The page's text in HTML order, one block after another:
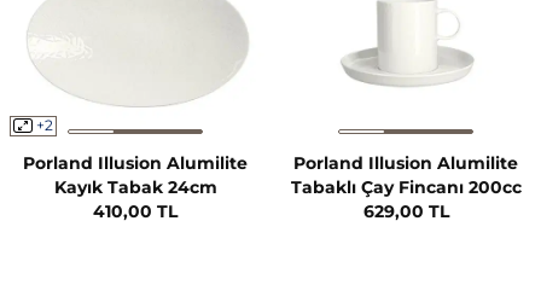
+2
Porland Illusion Alumilite
Kayık Tabak 24cm
410,00 TL
Porland Illusion Alumilite
Tabaklı Çay Fincanı 200cc
629,00 TL